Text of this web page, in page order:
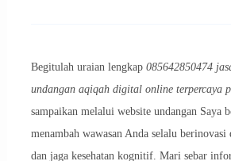
Begitulah uraian lengkap 085642850474
undangan aqiqah digital online terpercaya
sampaikan melalui website undangan Saya
menambah wawasan Anda selalu berinovasi
dan jaga kesehatan kognitif. Mari sebar